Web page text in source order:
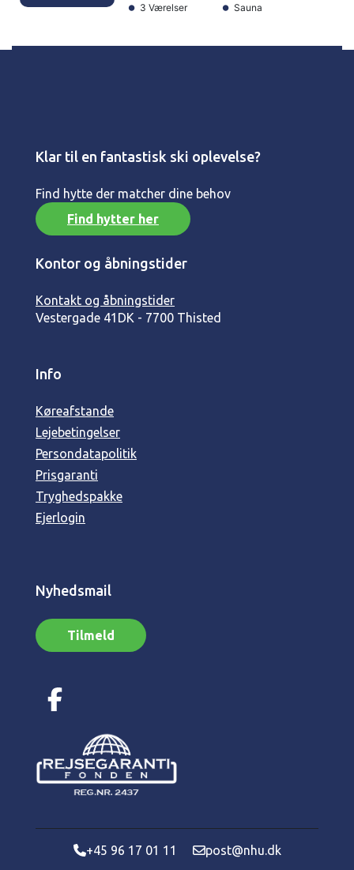
3 Værelser Sauna
Klar til en fantastisk ski oplevelse?
Find hytte der matcher dine behov
Find hytter her
Kontor og åbningstider
Kontakt og åbningstider
Vestergade 41 DK - 7700 Thisted
Info
Køreafstande
Lejebetingelser
Persondatapolitik
Prisgaranti
Tryghedspakke
Ejerlogin
Nyhedsmail
Tilmeld
+45 96 17 01 11 post@nhu.dk